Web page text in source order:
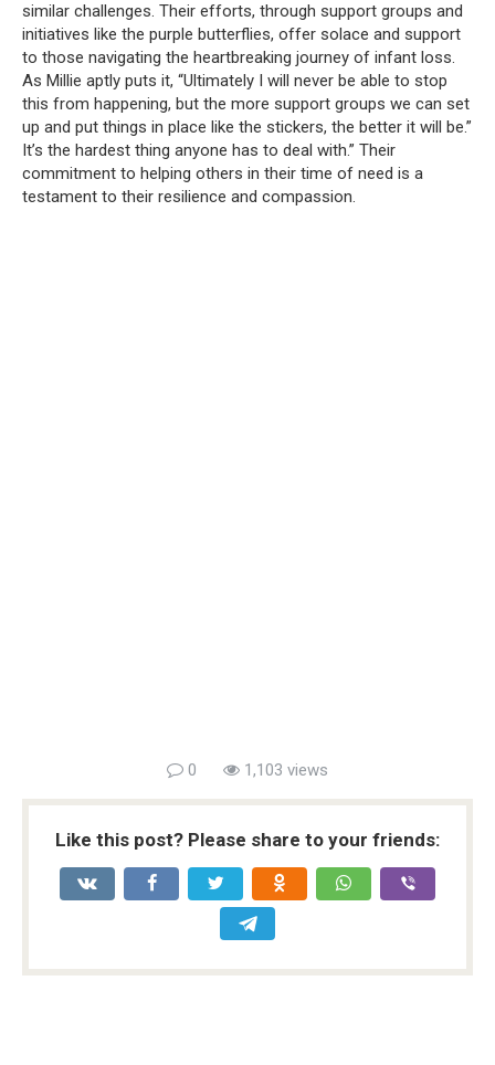
similar challenges. Their efforts, through support groups and
initiatives like the purple butterflies, offer solace and support
to those navigating the heartbreaking journey of infant loss.
As Millie aptly puts it, “Ultimately I will never be able to stop
this from happening, but the more support groups we can set
up and put things in place like the stickers, the better it will be.”
It’s the hardest thing anyone has to deal with.” Their
commitment to helping others in their time of need is a
testament to their resilience and compassion.
0 1,103 views
Like this post? Please share to your friends: